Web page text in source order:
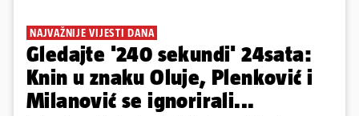
NAJVAŽNIJE VIJESTI DANA
Gledajte '240 sekundi' 24sata:
Knin u znaku Oluje, Plenković i
Milanović se ignorirali...